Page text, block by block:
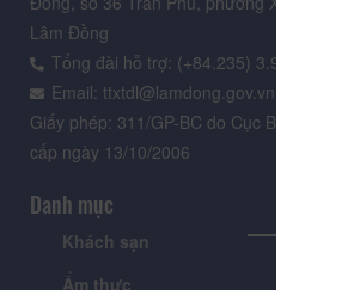
Lâm Đồng
Tổng đài hỗ trợ: (+84.235) 3.916.961
Email: ttxtdl@lamdong.gov.vn
Giấy phép: 311/GP-BC do Cục Báo chí -
cấp ngày 13/10/2006
Danh mục
Khách sạn
Ẩm thực